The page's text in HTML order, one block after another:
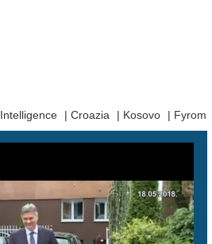
Intelligence | Croazia | Kosovo | Fyrom